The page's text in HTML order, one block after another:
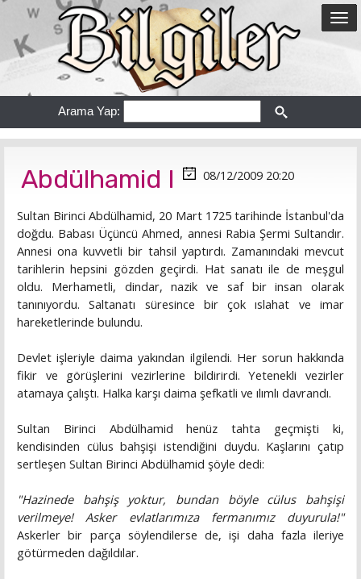
Arama Yap:
Abdülhamid I 08/12/2009 20:20
Sultan Birinci Abdülhamid, 20 Mart 1725 tarihinde İstanbul'da
doğdu. Babası Üçüncü Ahmed, annesi Rabia Şermi Sultandır.
Annesi ona kuvvetli bir tahsil yaptırdı. Zamanındaki mevcut
tarihlerin hepsini gözden geçirdi. Hat sanatı ile de meşgul
oldu. Merhametli, dindar, nazik ve saf bir insan olarak
tanınıyordu. Saltanatı süresince bir çok ıslahat ve imar
hareketlerinde bulundu.
Devlet işleriyle daima yakından ilgilendi. Her sorun hakkında
fikir ve görüşlerini vezirlerine bildirirdi. Yetenekli vezirler
atamaya çalıştı. Halka karşı daima şefkatli ve ılımlı davrandı.
Sultan Birinci Abdülhamid henüz tahta geçmişti ki,
kendisinden cülus bahşişi istendiğini duydu. Kaşlarını çatıp
sertleşen Sultan Birinci Abdülhamid şöyle dedi:
"Hazinede bahşiş yoktur, bundan böyle cülus bahşişi
verilmeye! Asker evlatlarımıza fermanımız duyurula!"
Askerler bir parça söylendilerse de, işi daha fazla ileriye
götürmeden dağıldılar.